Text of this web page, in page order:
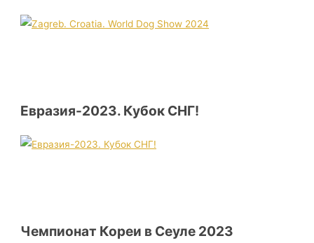
Евразия-2023. Кубок СНГ!
Чемпионат Кореи в Сеуле 2023